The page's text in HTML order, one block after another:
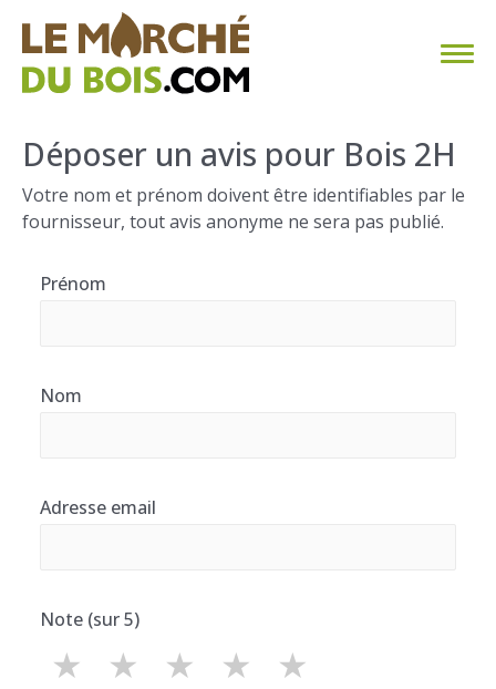
CHAUFFAGE AU BOIS
FAQ
Déposer un avis pour Bois 2H
Votre nom et prénom doivent être identifiables par le
fournisseur, tout avis anonyme ne sera pas publié.
Prénom
Nom
Adresse email
Note (sur 5)
★
★
★
★
★